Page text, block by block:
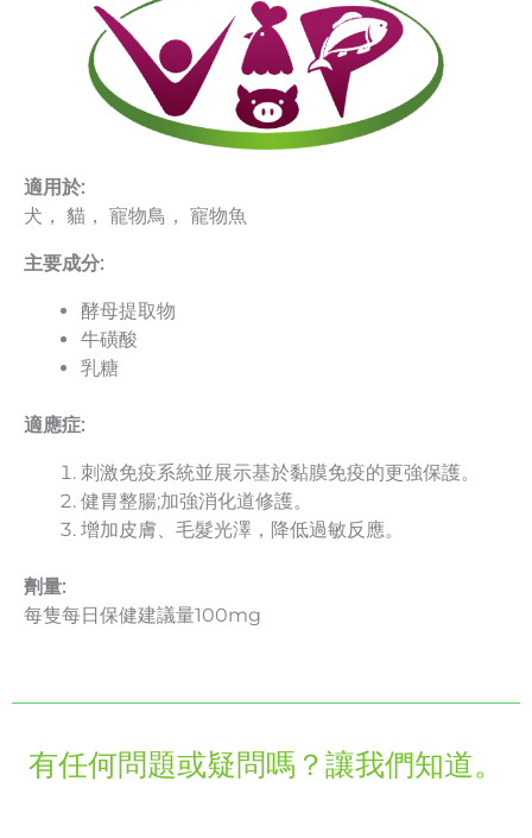
適用於:
犬， 貓， 寵物鳥， 寵物魚
主要成分:
酵母提取物
牛磺酸
乳糖
適應症:
刺激免疫系統並展示基於黏膜免疫的更強保護。
健胃整腸;加強消化道修護。
增加皮膚、毛髮光澤，降低過敏反應。
劑量:
每隻每日保健建議量100mg
有任何問題或疑問嗎？讓我們知道。